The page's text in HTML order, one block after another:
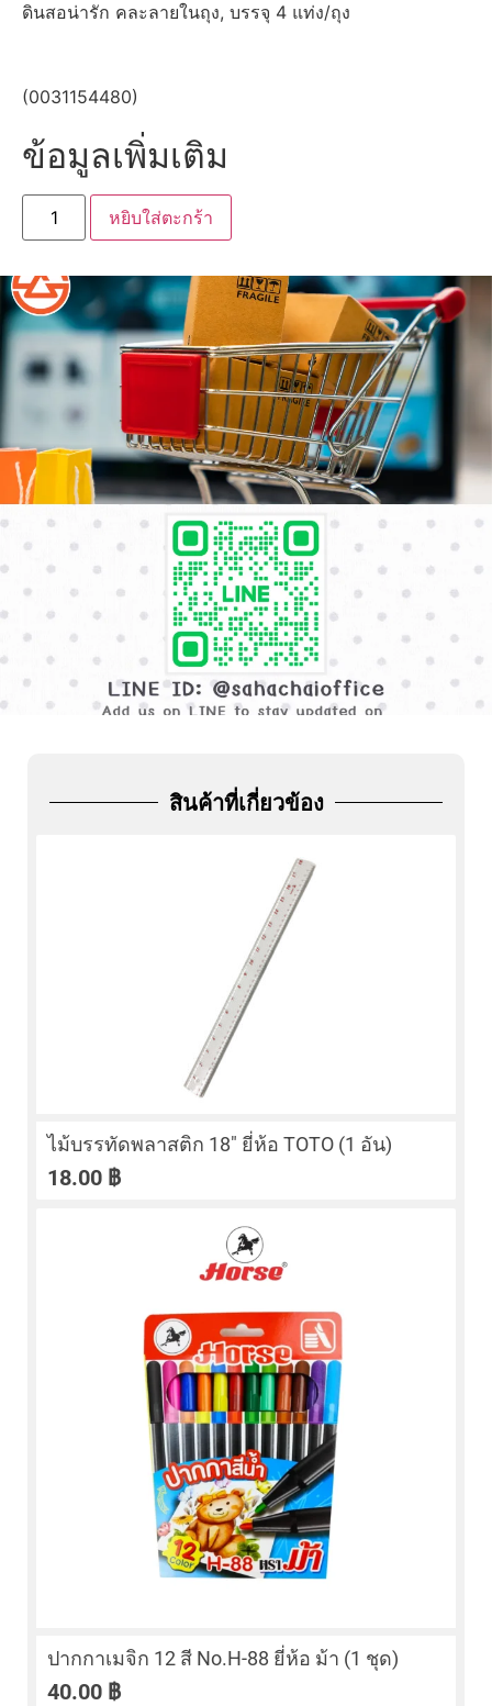
ดินสอน่ารัก คละลายในถุง, บรรจุ 4 แท่ง/ถุง
(0031154480)
ข้อมูลเพิ่มเติม
หยิบใส่ตะกร้า
สินค้าที่เกี่ยวข้อง
ไม้บรรทัดพลาสติก 18″ ยี่ห้อ TOTO (1 อัน)
18.00 ฿
ปากกาเมจิก 12 สี No.H-88 ยี่ห้อ ม้า (1 ชุด)
40.00 ฿